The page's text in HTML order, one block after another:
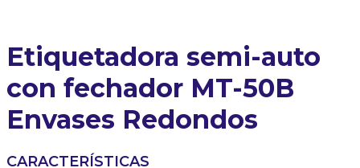
Etiquetadora semi-auto
con fechador MT-50B
Envases Redondos
CARACTERÍSTICAS